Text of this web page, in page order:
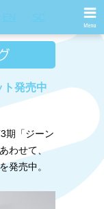
ト発売中
期「ジーン
わせて、
発売中。